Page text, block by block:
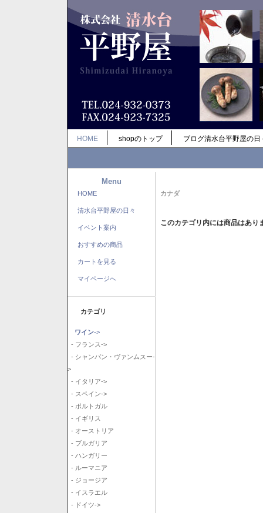
HOME shopのトップ ブログ清水台平野屋の日
Menu
HOME
清水台平野屋の日々
イベント案内
おすすめの商品
カートを見る
マイページへ
カテゴリ
ワイン->
- フランス->
- シャンパン・ヴァンムスー-
>
- イタリア->
- スペイン->
- ポルトガル
- イギリス
- オーストリア
- ブルガリア
- ハンガリー
- ルーマニア
- ジョージア
- イスラエル
- ドイツ->
カナダ
このカテゴリ内には商品はあり